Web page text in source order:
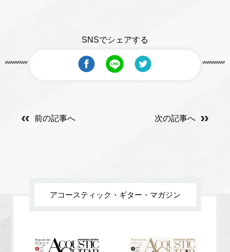
SNSでシェアする
前の記事へ 次の記事へ
アコースティック・ギター・マガジン